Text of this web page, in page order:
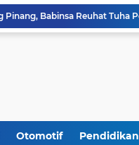
Otomotif Pendidikan